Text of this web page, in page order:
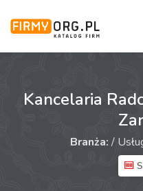
Kancelaria
Branża: /